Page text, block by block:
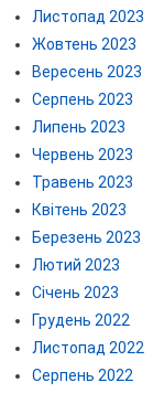
Листопад 2023
Жовтень 2023
Вересень 2023
Серпень 2023
Липень 2023
Червень 2023
Травень 2023
Квітень 2023
Березень 2023
Лютий 2023
Січень 2023
Грудень 2022
Листопад 2022
Серпень 2022